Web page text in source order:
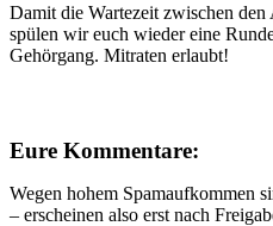
Damit die Wartezeit zwischen
spülen wir euch wieder eine
Gehörgang. Mitraten erlaubt!
Eure Kommentare:
Wegen hohem Spamaufkommen
– erscheinen also erst nach